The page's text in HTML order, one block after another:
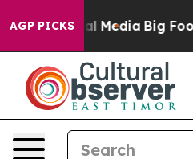
AGP PICKS
Social Media Big Food vs.